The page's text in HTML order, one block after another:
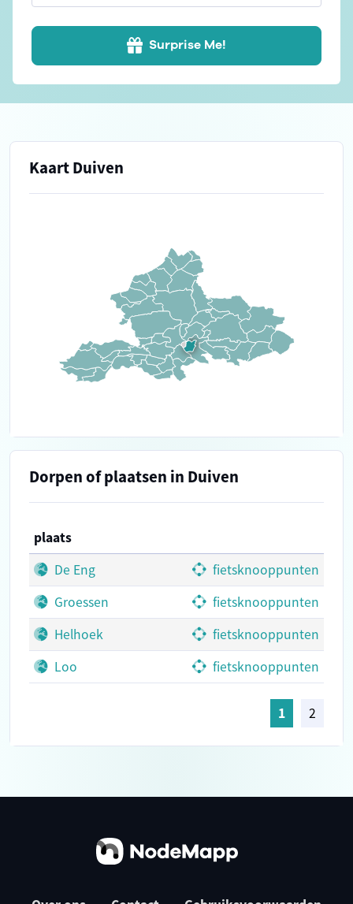
Surprise Me!
Kaart Duiven
Dorpen of plaatsen in Duiven
plaats
De Eng
fietsknooppunten
Groessen
fietsknooppunten
Helhoek
fietsknooppunten
Loo
fietsknooppunten
1 2